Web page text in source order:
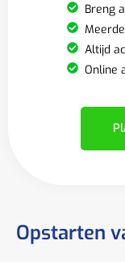
Breng
Altijd
Online
Opstarten